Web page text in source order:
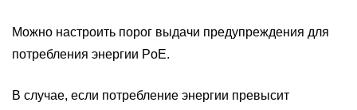
Можно настроить порог выдачи предупреждения для
потребления энергии PoE.
В случае, если потребление энергии превысит